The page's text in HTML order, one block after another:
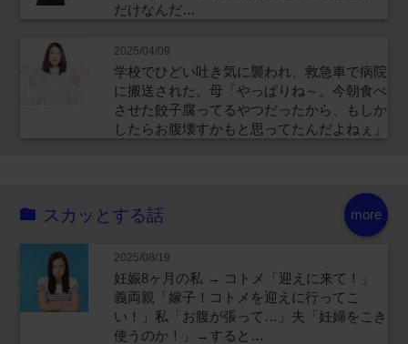
だけなんだ…
2025/04/09
学校でひどい吐き気に襲われ、救急車で病院
に搬送された。母「やっぱりね～。今朝食べ
させた餃子腐ってるやつだったから、もしか
したらお腹壊すかもと思ってたんだよねぇ」
more
スカッとする話
2025/08/19
妊娠8ヶ月の私 → コトメ「迎えに来て！」
義両親「嫁子！コトメを迎えに行ってこ
い！」私「お腹が張って…」夫「妊婦をこき
使うのか！」→すると…